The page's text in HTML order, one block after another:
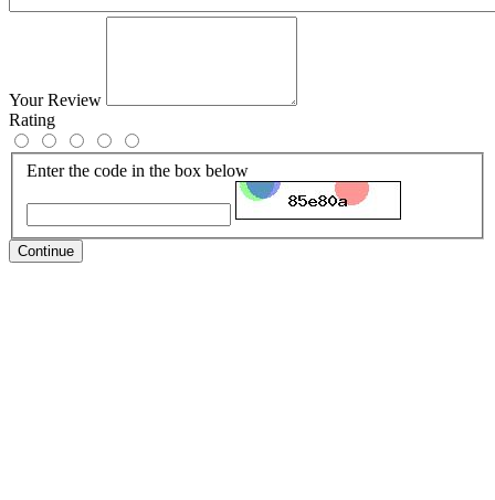
Your Review
Rating
Enter the code in the box below
Continue